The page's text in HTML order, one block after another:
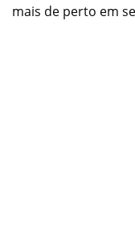
mais de perto em